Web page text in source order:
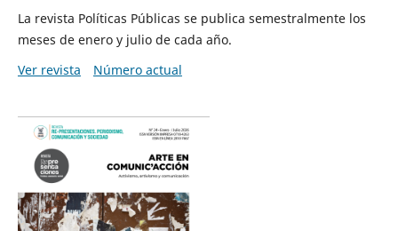
La revista Políticas Públicas se publica semestralmente los
meses de enero y julio de cada año.
Ver revista
Número actual